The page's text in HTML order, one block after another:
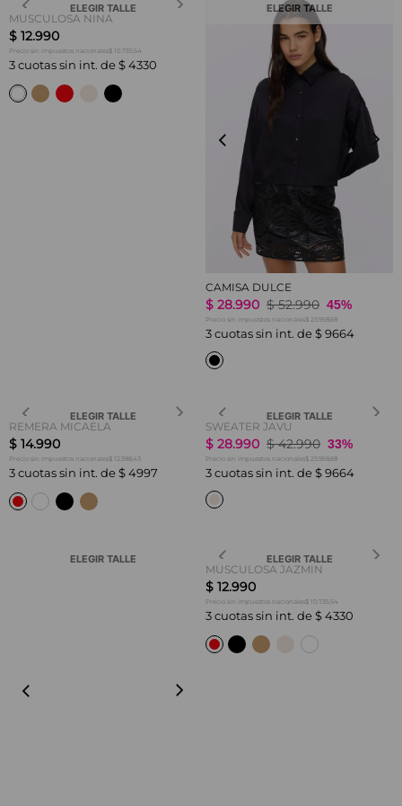
ELEGIR TALLE
MUSCULOSA NINA
$ 12.990
Precio sin impuestos nacionales$ 10.735,54
3 cuotas sin int. de $ 4330
ELEGIR TALLE
CAMISA DULCE
$ 28.990 $ 52.990 45%
Precio sin impuestos nacionales$ 23.958,68
3 cuotas sin int. de $ 9664
ELEGIR TALLE
REMERA MICAELA
$ 14.990
Precio sin impuestos nacionales$ 12.388,43
3 cuotas sin int. de $ 4997
ELEGIR TALLE
SWEATER JAVU
$ 28.990 $ 42.990 33%
Precio sin impuestos nacionales$ 23.958,68
3 cuotas sin int. de $ 9664
ELEGIR TALLE ELEGIR TALLE
MUSCULOSA JAZMIN
$ 12.990
Precio sin impuestos nacionales$ 10.735,54
3 cuotas sin int. de $ 4330